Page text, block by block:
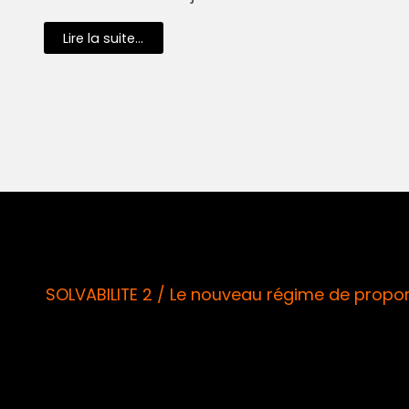
Lire la suite...
SOLVABILITE 2 / Le nouveau régime de